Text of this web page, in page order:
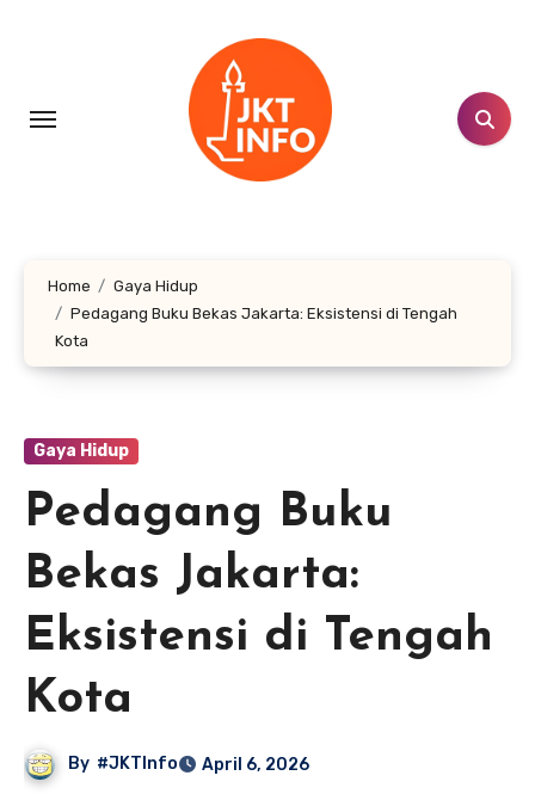
Home
Gaya Hidup
Pedagang Buku Bekas Jakarta: Eksistensi di Tengah
Kota
Gaya Hidup
Pedagang Buku
Bekas Jakarta:
Eksistensi di Tengah
Kota
By #JKTInfo April 6, 2026